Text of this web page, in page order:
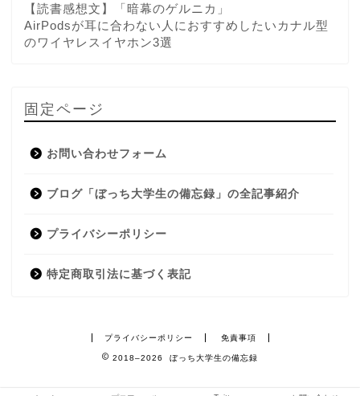
【読書感想文】「暗幕のゲルニカ」
AirPodsが耳に合わない人におすすめしたいカナル型
のワイヤレスイヤホン3選
固定ページ
お問い合わせフォーム
ブログ「ぼっち大学生の備忘録」の全記事紹介
プライバシーポリシー
特定商取引法に基づく表記
プライバシーポリシー 免責事項
2018–2026 ぼっち大学生の備忘録